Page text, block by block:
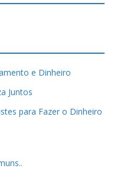
e Dinheiro
Juntos
para Fazer o Dinheiro